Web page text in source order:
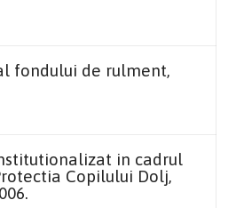
fondului de rulment,
in cadrul
Copilului Dolj,